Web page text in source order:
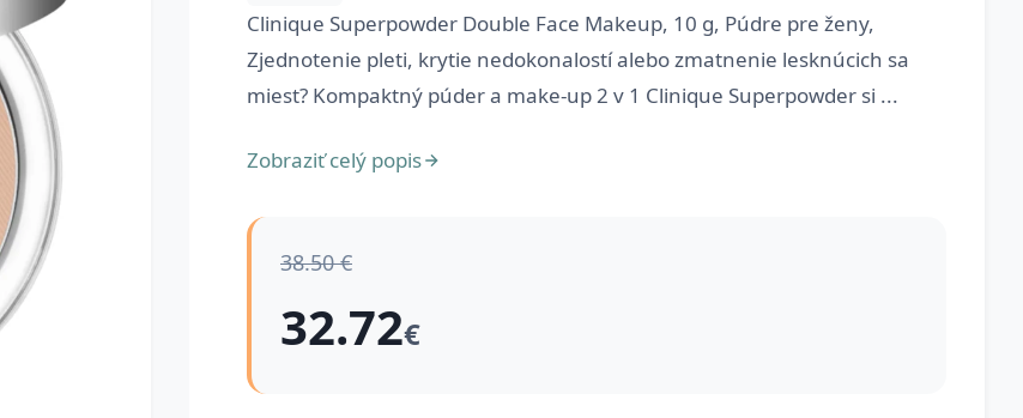
Clinique Superpowder Double Face Makeup, 10 g, Púdre pre ženy,
Zjednotenie pleti, krytie nedokonalostí alebo zmatnenie lesknúcich sa
miest? Kompaktný púder a make-up 2 v 1 Clinique Superpowder si ...
Zobraziť celý popis
38.50 €
32.72€